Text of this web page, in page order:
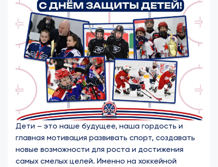
Дети – это наше будущее, наша гордость и
главная мотивация развивать спорт, создавать
новые возможности для роста и достижения
самых смелых целей. Именно на хоккейной